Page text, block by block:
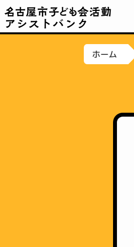
ホーム